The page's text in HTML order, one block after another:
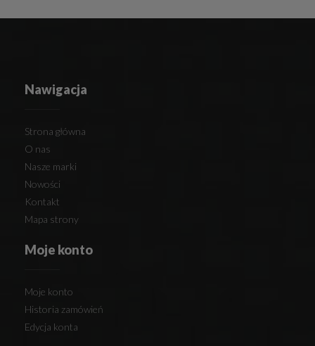
Nawigacja
Strona główna
O nas
Nasze marki
Nowości
Kontakt
Mapa strony
Moje konto
Moje konto
Historia zamówień
Edycja konta